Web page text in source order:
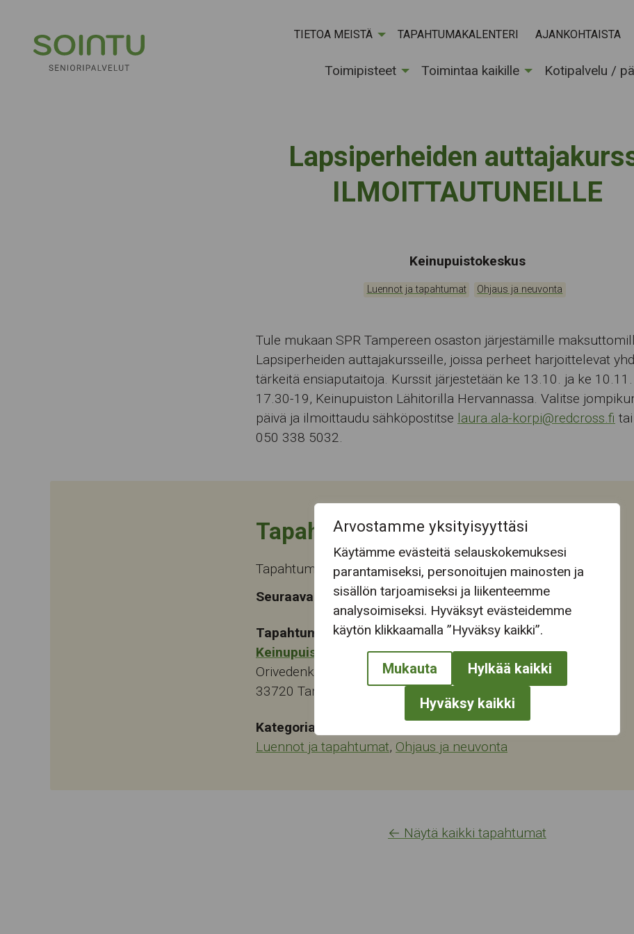
Arvostamme yksityisyyttäsi
Käytämme evästeitä selauskokemuksesi
parantamiseksi, personoitujen mainosten ja
sisällön tarjoamiseksi ja liikenteemme
analysoimiseksi. Hyväksyt evästeidemme
käytön klikkaamalla ”Hyväksy kaikki”.
Mukauta Hylkää kaikki
Hyväksy kaikki
TIETOA MEISTÄ TAPAHTUMAKALENTERI AJANKOHTAISTA
Toimipisteet Toimintaa kaikille Kotipalvelu /
Lapsiperheiden
ILMOITTAUTUNEILLE
Tapahtumapaikka:
Keinupuistokeskus
Kategoriat:
Luennot ja tapahtumat Ohjaus ja neuvonta
Tule mukaan SPR Tampereen osaston järjestämille
Lapsiperheiden auttajakursseille, joissa perheet harjoittelevat
tärkeitä ensiaputaitoja. Kurssit järjestetään ke 13.10. ja ke
17.30-19, Keinupuiston Lähitorilla Hervannassa. Valitse
päivä ja ilmoittaudu sähköpostitse laura.ala-korpi@redcross.fi
050 338 5032.
Tapahtuman tiedot
Tapahtuma päättyi ke 10.11.2021
Seuraava tapahtuma-aika
Tapahtumapaikka:
Keinupuistokeskus
Orivedenkatu 28
33720 Tampere
Kategoriat:
Luennot ja tapahtumat, Ohjaus ja neuvonta
← Näytä kaikki tapahtumat